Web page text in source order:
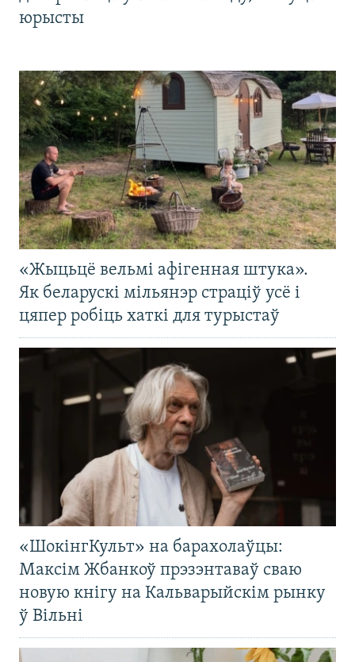
юрысты
«Жыцьцё вельмі афігенная штука».
Як беларускі мільянэр страціў усё і
цяпер робіць хаткі для турыстаў
«ШокінгКульт» на барахолаўцы:
Максім Жбанкоў прэзэнтаваў сваю
новую кнігу на Кальварыйскім рынку
ў Вільні